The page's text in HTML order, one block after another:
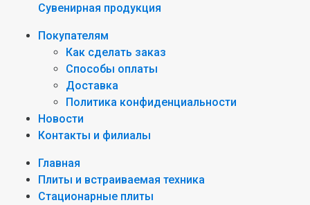
Сувенирная продукция
Покупателям
Как сделать заказ
Способы оплаты
Доставка
Политика конфиденциальности
Новости
Контакты и филиалы
Главная
Плиты и встраиваемая техника
Стационарные плиты